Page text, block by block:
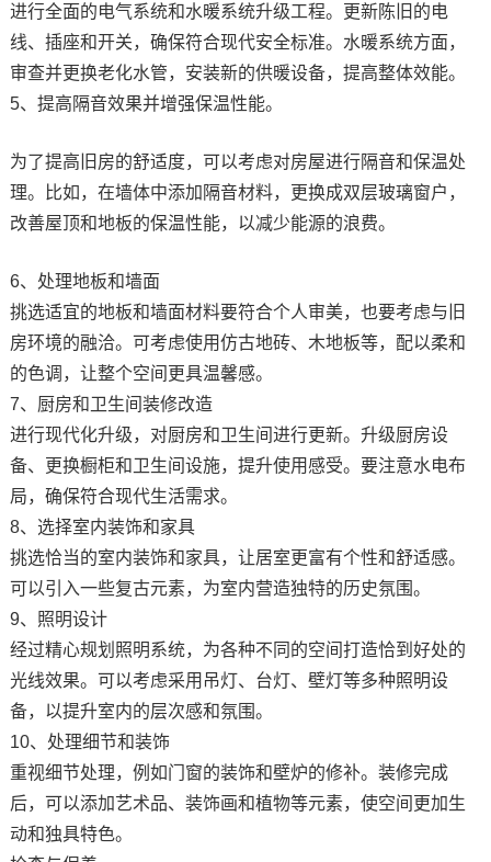
进行全面的电气系统和水暖系统升级工程。更新陈旧的电
线、插座和开关，确保符合现代安全标准。水暖系统方面，
审查并更换老化水管，安装新的供暖设备，提高整体效能。
5、提高隔音效果并增强保温性能。
为了提高旧房的舒适度，可以考虑对房屋进行隔音和保温处
理。比如，在墙体中添加隔音材料，更换成双层玻璃窗户，
改善屋顶和地板的保温性能，以减少能源的浪费。
6、处理地板和墙面
挑选适宜的地板和墙面材料要符合个人审美，也要考虑与旧
房环境的融洽。可考虑使用仿古地砖、木地板等，配以柔和
的色调，让整个空间更具温馨感。
7、厨房和卫生间装修改造
进行现代化升级，对厨房和卫生间进行更新。升级厨房设
备、更换橱柜和卫生间设施，提升使用感受。要注意水电布
局，确保符合现代生活需求。
8、选择室内装饰和家具
挑选恰当的室内装饰和家具，让居室更富有个性和舒适感。
可以引入一些复古元素，为室内营造独特的历史氛围。
9、照明设计
经过精心规划照明系统，为各种不同的空间打造恰到好处的
光线效果。可以考虑采用吊灯、台灯、壁灯等多种照明设
备，以提升室内的层次感和氛围。
10、处理细节和装饰
重视细节处理，例如门窗的装饰和壁炉的修补。装修完成
后，可以添加艺术品、装饰画和植物等元素，使空间更加生
动和独具特色。